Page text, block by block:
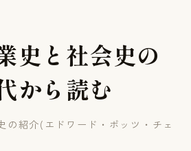
史 と 社会史の
から 読む
の紹介(エドワード・ポッツ・チェ